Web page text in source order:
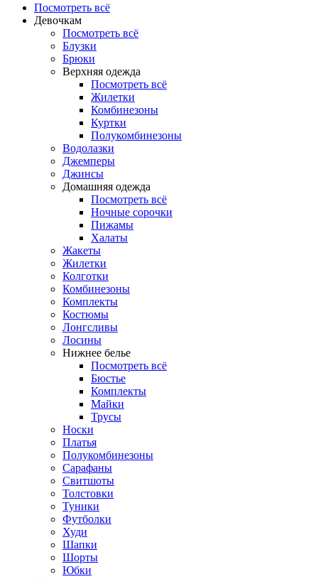
Посмотреть всё
Девочкам
Посмотреть всё
Блузки
Брюки
Верхняя одежда
Посмотреть всё
Жилетки
Комбинезоны
Куртки
Полукомбинезоны
Водолазки
Джемперы
Джинсы
Домашняя одежда
Посмотреть всё
Ночные сорочки
Пижамы
Халаты
Жакеты
Жилетки
Колготки
Комбинезоны
Комплекты
Костюмы
Лонгсливы
Лосины
Нижнее белье
Посмотреть всё
Бюстье
Комплекты
Майки
Трусы
Носки
Платья
Полукомбинезоны
Сарафаны
Свитшоты
Толстовки
Туники
Футболки
Худи
Шапки
Шорты
Юбки